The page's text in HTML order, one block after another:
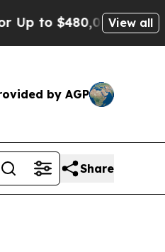
After Being
View all
by AGP
Share